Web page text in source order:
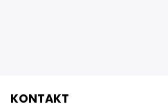
KONTAKT